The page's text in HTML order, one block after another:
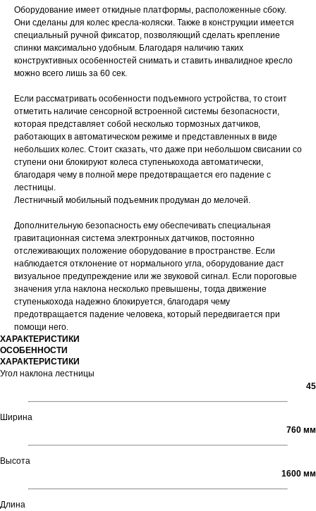
Оборудование имеет откидные платформы, расположенные сбоку.
Они сделаны для колес кресла-коляски. Также в конструкции имеется
специальный ручной фиксатор, позволяющий сделать крепление
спинки максимально удобным. Благодаря наличию таких
конструктивных особенностей снимать и ставить инвалидное кресло
можно всего лишь за 60 сек.
Если рассматривать особенности подъемного устройства, то стоит
отметить наличие сенсорной встроенной системы безопасности,
которая представляет собой несколько тормозных датчиков,
работающих в автоматическом режиме и представленных в виде
небольших колес. Стоит сказать, что даже при небольшом свисании со
ступени они блокируют колеса ступенькохода автоматически,
благодаря чему в полной мере предотвращается его падение с
лестницы.
Лестничный мобильный подъемник продуман до мелочей.
Дополнительную безопасность ему обеспечивать специальная
гравитационная система электронных датчиков, постоянно
отслеживающих положение оборудование в пространстве. Если
наблюдается отклонение от нормального угла, оборудование даст
визуальное предупреждение или же звуковой сигнал. Если пороговые
значения угла наклона несколько превышены, тогда движение
ступенькохода надежно блокируется, благодаря чему
предотвращается падение человека, который передвигается при
помощи него.
ХАРАКТЕРИСТИКИ
ОСОБЕННОСТИ
ХАРАКТЕРИСТИКИ
Угол наклона лестницы
45
Ширина
760 мм
Высота
1600 мм
Длина